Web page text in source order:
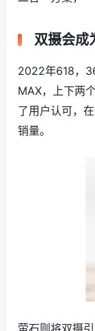
双摄会成
2022年618，
MAX，上下两
了用户认可，
销量。
萤石则将双摄